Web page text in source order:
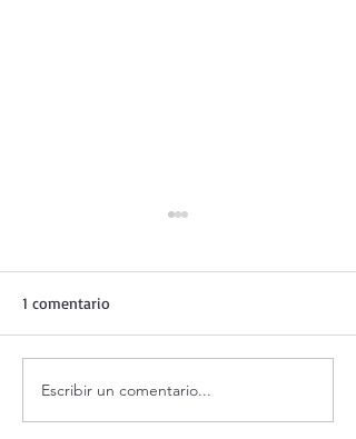
Adoración al Santísimo en
vivo / Perpetual Adoration
1 comentario
Escribir un comentario...